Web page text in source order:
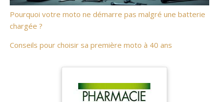
Pourquoi votre moto ne démarre pas malgré une batterie
chargée ?
Conseils pour choisir sa première moto à 40 ans